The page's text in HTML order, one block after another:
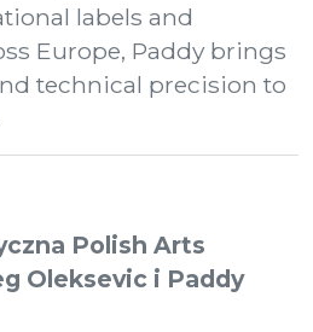
labels and
Europe, Paddy brings
technical precision to
Polish Arts
Oleksevic i Paddy